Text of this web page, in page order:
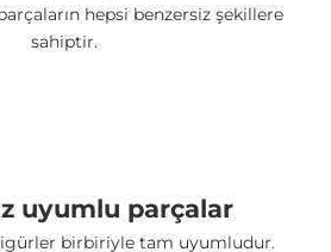
hepsi benzersiz şekillere
sahiptir.
uyumlu parçalar
birbiriyle tam uyumludur.